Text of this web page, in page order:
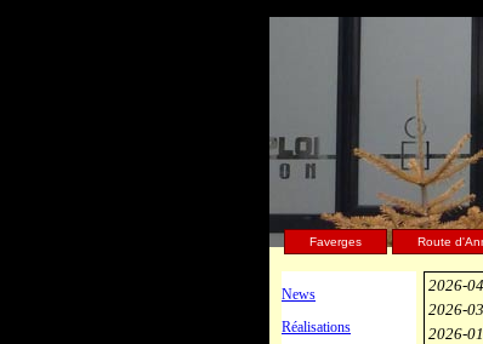
News
Réalisations
Faverges Route
2026-
2026-
2026-